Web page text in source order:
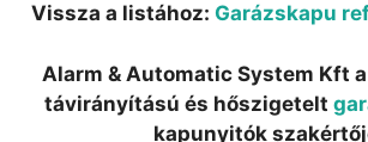
Vissza a listához: Garázskapu
Alarm & Automatic System Kft
távirányítású és hőszigetelt
kapunyitók